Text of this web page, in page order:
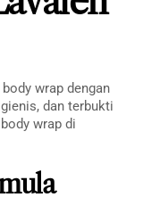
wrap dengan
dan terbukti
wrap di